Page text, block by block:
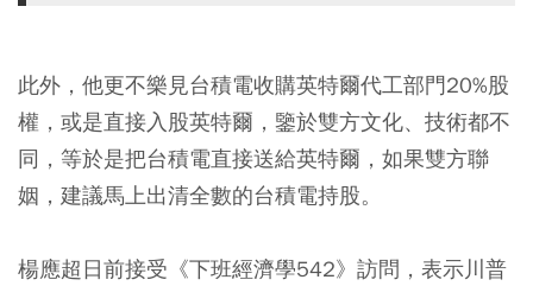
此外，他更不樂見台積電收購英特爾代工部門20%股
權，或是直接入股英特爾，鑒於雙方文化、技術都不
同，等於是把台積電直接送給英特爾，如果雙方聯
姻，建議馬上出清全數的台積電持股。
楊應超日前接受《下班經濟學542》訪問，表示川普